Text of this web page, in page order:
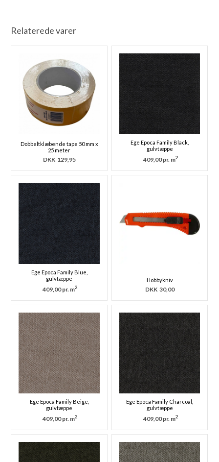
Relaterede varer
Dobbeltklæbende tape 50 mm x
25 meter
DKK 129,95
Ege Epoca Family Black,
gulvtæppe
409,00 pr. m2
Ege Epoca Family Blue,
gulvtæppe
409,00 pr. m2
Hobbykniv
DKK 30,00
Ege Epoca Family Beige,
gulvtæppe
409,00 pr. m2
Ege Epoca Family Charcoal,
gulvtæppe
409,00 pr. m2